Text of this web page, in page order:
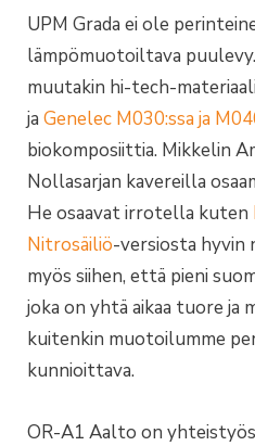
UPM Grada ei ole
lämpömuotoiltava
muutakin hi-tech-
ja Genelec M030:ssa ja
biokomposiittia. Mikkelin
Nollasarjan kavereilla
He osaavat irrotella kuten
Nitrosäiliö-versiosta hyvin
myös siihen, että pieni
joka on yhtä aikaa tuore ja
kuitenkin muotoilumme
kunnioittava.
OR-A1 Aalto on